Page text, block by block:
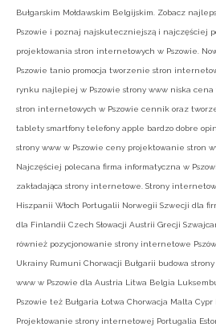
Bułgarskim Mołdawskim Belgijskim. Zobacz
Pszowie i poznaj najskuteczniejszą i najczęściej
projektowania stron internetowych w Pszowie.
Pszowie tanio promocja tworzenie stron
rynku najlepiej w Pszowie strony www niska cena
stron internetowych w Pszowie cennik oraz
tablety smartfony telefony apple bardzo dobre
strony www w Pszowie ceny projektowanie stron
Najczęściej polecana firma informatyczna w
zakładająca strony internetowe. Strony
Hiszpanii Włoch Portugalii Norwegii Szwecji dla
dla Finlandii Czech Słowacji Austrii Grecji
również pozycjonowanie strony internetowe
Ukrainy Rumuni Chorwacji Bułgarii budowa
www w Pszowie dla Austria Litwa Belgia
Pszowie też Bułgaria Łotwa Chorwacja Malta Cypr
Projektowanie strony internetowej Portugalia